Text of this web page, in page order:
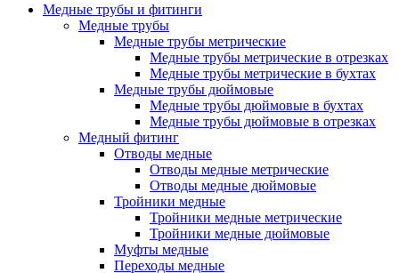
Медные трубы и фитинги
Медные трубы
Медные трубы метрические
Медные трубы метрические в отрезках
Медные трубы метрические в бухтах
Медные трубы дюймовые
Медные трубы дюймовые в бухтах
Медные трубы дюймовые в отрезках
Медный фитинг
Отводы медные
Отводы медные метрические
Отводы медные дюймовые
Тройники медные
Тройники медные метрические
Тройники медные дюймовые
Муфты медные
Переходы медные